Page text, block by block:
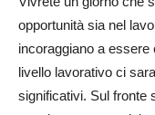
opportunità sia nel
incoraggiano a essere
livello lavorativo ci
significativi. Sul fronte